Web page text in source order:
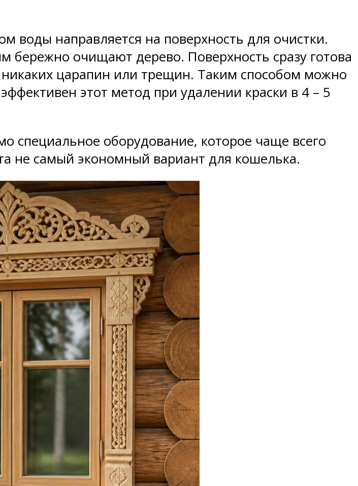
воды направляется на поверхность для очистки.
бережно очищают дерево. Поверхность сразу готова
царапин или трещин. Таким способом можно
этот метод при удалении краски в 4 – 5
специальное оборудование, которое чаще всего
не самый экономный вариант для кошелька.